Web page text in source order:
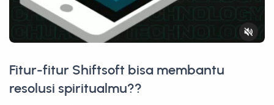
Fitur-fitur Shiftsoft bisa membantu
resolusi spiritualmu??